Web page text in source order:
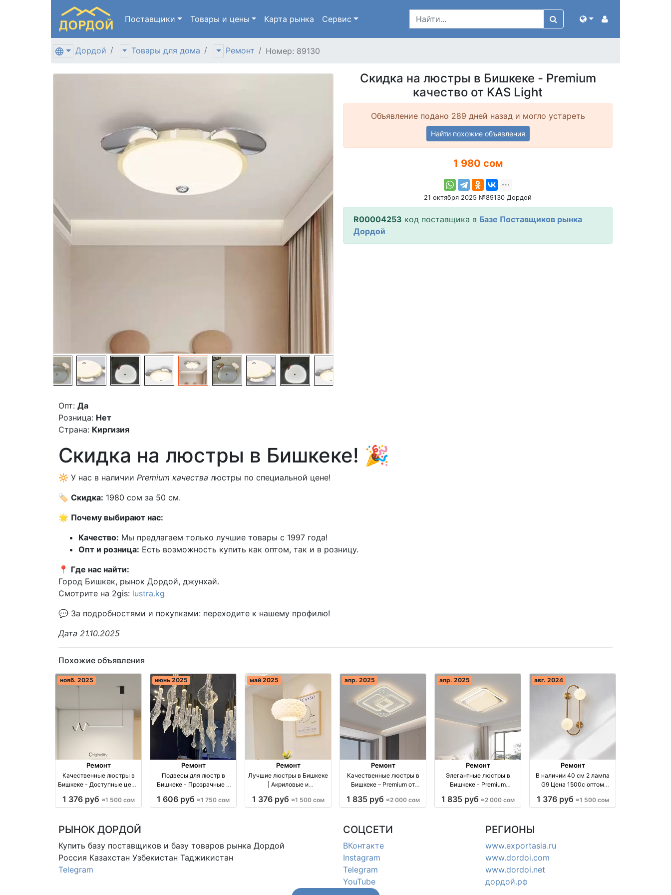
Поставщики Товары и цены Карта рынка Сервис
Дордой Товары для дома Ремонт Номер: 89130
Скидка на люстры в Бишкеке - Premium
качество от KAS Light
Объявление подано 289 дней назад и могло устареть
Найти похожие объявления
1 980 сом
21 октября 2025 №89130 Дордой
R00004253 код поставщика в Базе Поставщиков рынка
Дордой
Опт: Да
Розница: Нет
Страна: Киргизия
Скидка на люстры в Бишкеке! 🎉
🔆 У нас в наличии Premium качества люстры по специальной цене!
🏷️ Скидка: 1980 сом за 50 см.
🌟 Почему выбирают нас:
Качество: Мы предлагаем только лучшие товары с 1997 года!
Опт и розница: Есть возможность купить как оптом, так и в розницу.
📍 Где нас найти:
Город Бишкек, рынок Дордой, джунхай.
Смотрите на 2gis: lustra.kg
💬 За подробностями и покупками: переходите к нашему профилю!
Дата 21.10.2025
Похожие объявления
нояб. 2025
Ремонт
Качественные люстры в
Бишкеке - Доступные цены
оптом производство
1 376 руб ≈1 500 сом
июнь 2025
Ремонт
Подвесы для люстр в
Бишкеке - Прозрачные и
производство Киргизия
1 606 руб ≈1 750 сом
май 2025
Ремонт
Лучшие люстры в Бишкеке
| Акриловые и
оптом производство
1 376 руб ≈1 500 сом
апр. 2025
Ремонт
Качественные люстры в
Бишкеке – Premium от
производство Киргизия
1 835 руб ≈2 000 сом
апр. 2025
Ремонт
Элегантные люстры в
Бишкеке - Premium
производство Киргизия
1 835 руб ≈2 000 сом
авг. 2024
Ремонт
В наличии 40 см 2 лампа
G9 Цена 1500с оптом
1 376 руб ≈1 500 сом
РЫНОК ДОРДОЙ
Купить базу поставщиков и базу товаров рынка Дордой
Россия Казахстан Узбекистан Таджикистан
Telegram
СОЦСЕТИ
ВКонтакте
Instagram
Telegram
YouTube
РЕГИОНЫ
www.exportasia.ru
www.dordoi.com
www.dordoi.net
дордой.рф